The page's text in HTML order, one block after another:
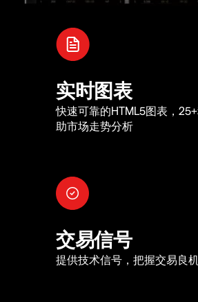
实时图表
快速可靠的HTML5图表，
助市场走势分析
交易信号
提供技术信号，把握交易良